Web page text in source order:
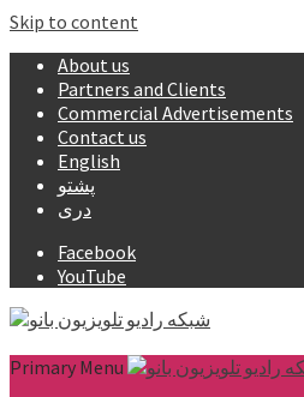
Skip to content
About us
Partners and Clients
Commercial Advertisements
Contact us
English
پشتو
دری
Facebook
YouTube
Primary Menu